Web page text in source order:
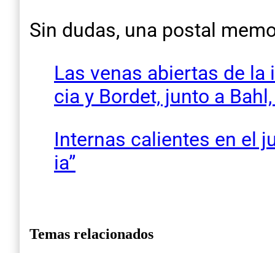
Sin dudas, una postal
Las venas abiertas de
cia y Bordet, junto a
Internas calientes en el
ia”
Temas relacionados